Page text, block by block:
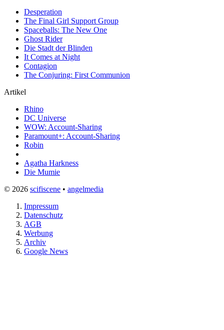
Desperation
The Final Girl Support Group
Spaceballs: The New One
Ghost Rider
Die Stadt der Blinden
It Comes at Night
Contagion
The Conjuring: First Communion
Artikel
Rhino
DC Universe
WOW: Account-Sharing
Paramount+: Account-Sharing
Robin
Agatha Harkness
Die Mumie
© 2026 scifiscene • angelmedia
Impressum
Datenschutz
AGB
Werbung
Archiv
Google News